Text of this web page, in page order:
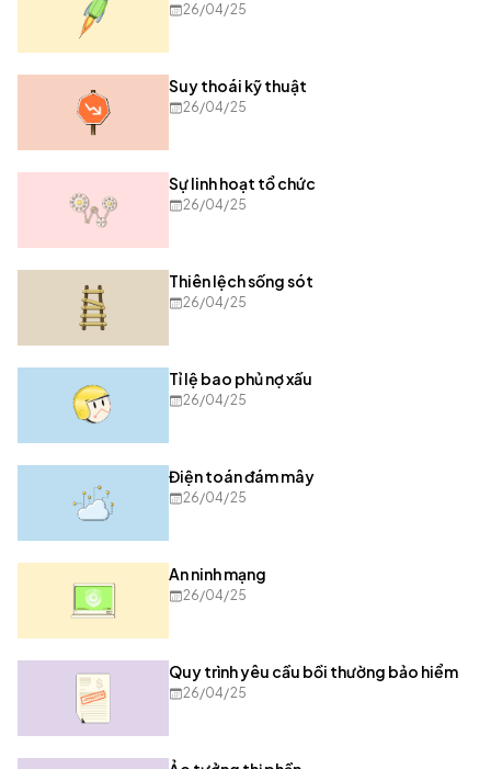
26/04/25
Suy thoái kỹ thuật
26/04/25
Sự linh hoạt tổ chức
26/04/25
Thiên lệch sống sót
26/04/25
Tỉ lệ bao phủ nợ xấu
26/04/25
Điện toán đám mây
26/04/25
An ninh mạng
26/04/25
Quy trình yêu cầu bồi thường bảo hiểm
26/04/25